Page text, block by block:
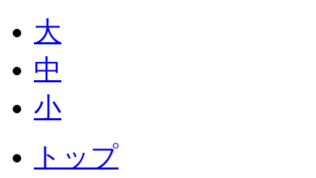
大
中
小
トップ